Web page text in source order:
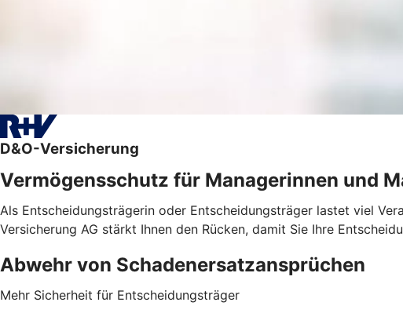
D&O-Versicherung
Vermögensschutz für Managerinnen und
Als Entscheidungsträgerin oder Entscheidungsträger lastet viel
Versicherung AG stärkt Ihnen den Rücken, damit Sie Ihre
Abwehr von ­Schadenersatzansprüchen
Mehr Sicherheit für Entscheidungsträger